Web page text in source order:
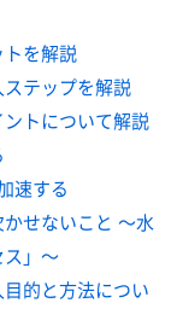
を解説
テップを解説
トについて解説
速する
せないこと ～水
」～
的と方法につい